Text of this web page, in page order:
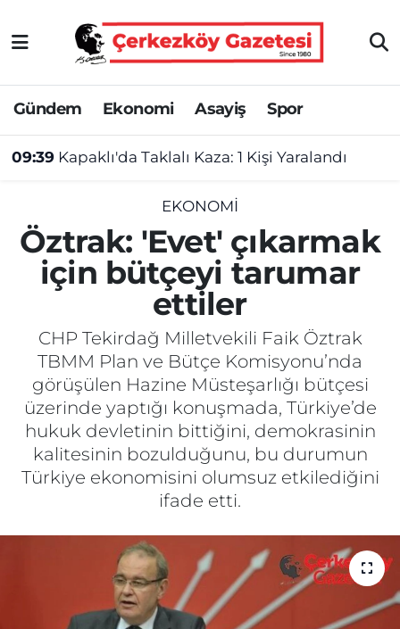
Gündem Ekonomi Asayiş Spor
09:39 Kapaklı'da Taklalı Kaza: 1 Kişi Yaralandı
EKONOMI
Öztrak: 'Evet' çıkarmak
için bütçeyi tarumar
ettiler
CHP Tekirdağ Milletvekili Faik Öztrak
TBMM Plan ve Bütçe Komisyonu’nda
görüşülen Hazine Müsteşarlığı bütçesi
üzerinde yaptığı konuşmada, Türkiye’de
hukuk devletinin bittiğini, demokrasinin
kalitesinin bozulduğunu, bu durumun
Türkiye ekonomisini olumsuz etkilediğini
ifade etti.
Asayiş
Ekonomi
Gündem
Kültür&Sanat
Manşet
SAĞLIK
Spor
Gizlilik Sözleşmesi
İletişim
Topluluk Kuralları
Yayın İlkeleri
Tekirdağ Nöbetçi Eczaneler
Tekirdağ Hava Durumu
Tekirdağ Namaz Vakitleri
Tekirdağ Trafik Yoğunluk Haritası
Süper Lig Puan Durumu ve Fikstür
Tüm Manşetler
Son Dakika Haberleri
Haber Arşivi